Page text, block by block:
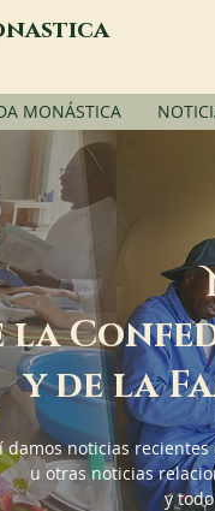
MONÁSTICA
la
y de la
damos noticias
u otras noticias
y